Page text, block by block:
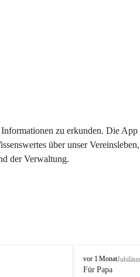
zu erkunden. Die
über unser
der Verwaltung.
O
s
vor 1 Monat
Für Papa